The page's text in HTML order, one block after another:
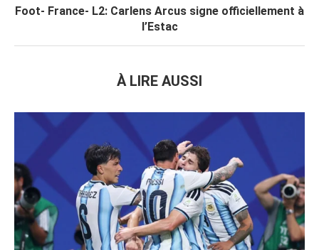
Foot- France- L2: Carlens Arcus signe officiellement à
l’Estac
À LIRE AUSSI